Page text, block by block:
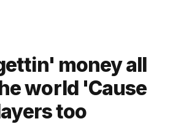
money all
world 'Cause
too